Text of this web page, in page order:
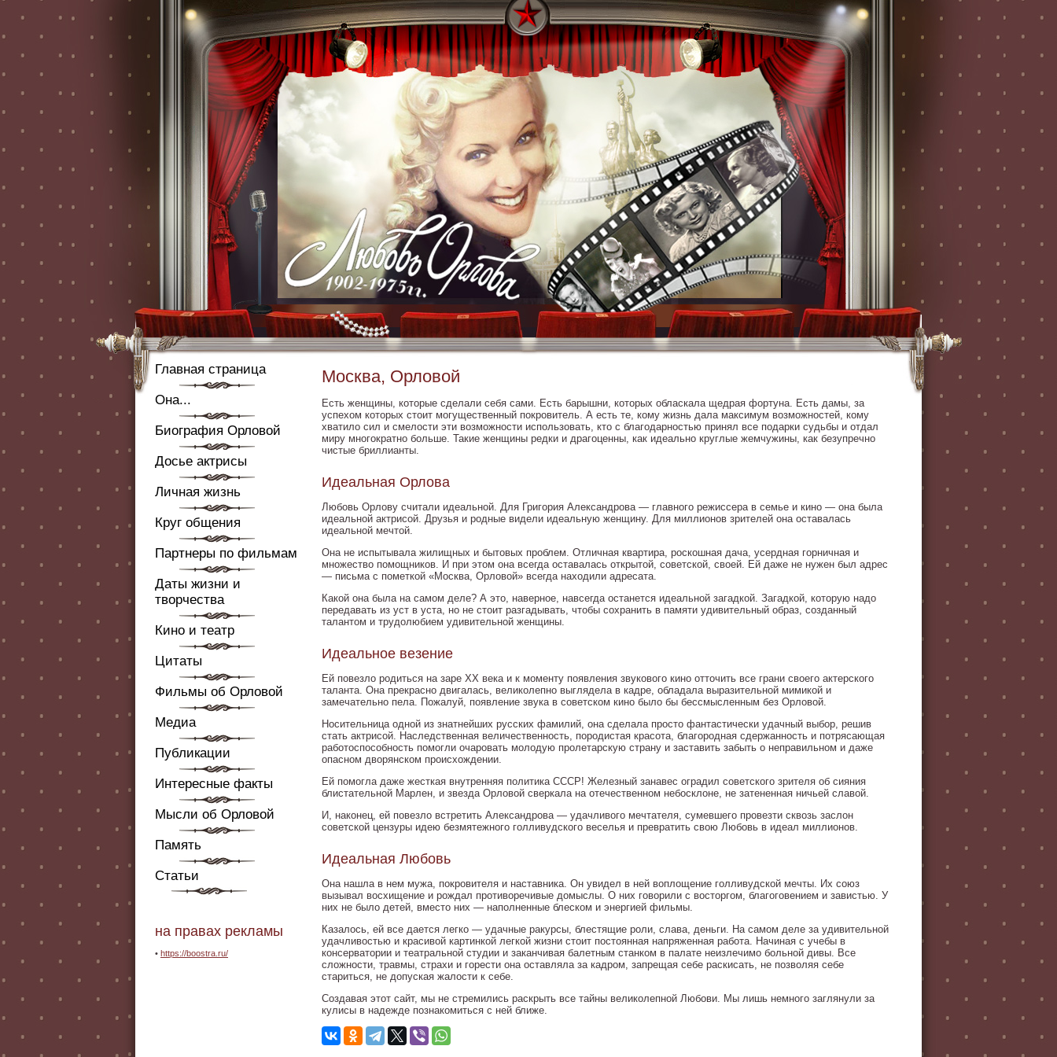
Главная страница
Она...
Биография Орловой
Досье актрисы
Личная жизнь
Круг общения
Партнеры по фильмам
Даты жизни и
творчества
Кино и театр
Цитаты
Фильмы об Орловой
Медиа
Публикации
Интересные факты
Мысли об Орловой
Память
Статьи
на правах рекламы
• https://boostra.ru/
Москва, Орловой
Есть женщины, которые сделали себя сами. Есть барышни, которых обласкала щедрая фортуна. Есть дамы, за
успехом которых стоит могущественный покровитель. А есть те, кому жизнь дала максимум возможностей, кому
хватило сил и смелости эти возможности использовать, кто с благодарностью принял все подарки судьбы и отдал
миру многократно больше. Такие женщины редки и драгоценны, как идеально круглые жемчужины, как безупречно
чистые бриллианты.
Идеальная Орлова
Любовь Орлову считали идеальной. Для Григория Александрова — главного режиссера в семье и кино — она была
идеальной актрисой. Друзья и родные видели идеальную женщину. Для миллионов зрителей она оставалась
идеальной мечтой.
Она не испытывала жилищных и бытовых проблем. Отличная квартира, роскошная дача, усердная горничная и
множество помощников. И при этом она всегда оставалась открытой, советской, своей. Ей даже не нужен был адрес
— письма с пометкой «Москва, Орловой» всегда находили адресата.
Какой она была на самом деле? А это, наверное, навсегда останется идеальной загадкой. Загадкой, которую надо
передавать из уст в уста, но не стоит разгадывать, чтобы сохранить в памяти удивительный образ, созданный
талантом и трудолюбием удивительной женщины.
Идеальное везение
Ей повезло родиться на заре XX века и к моменту появления звукового кино отточить все грани своего актерского
таланта. Она прекрасно двигалась, великолепно выглядела в кадре, обладала выразительной мимикой и
замечательно пела. Пожалуй, появление звука в советском кино было бы бессмысленным без Орловой.
Носительница одной из знатнейших русских фамилий, она сделала просто фантастически удачный выбор, решив
стать актрисой. Наследственная величественность, породистая красота, благородная сдержанность и потрясающая
работоспособность помогли очаровать молодую пролетарскую страну и заставить забыть о неправильном и даже
опасном дворянском происхождении.
Ей помогла даже жесткая внутренняя политика СССР! Железный занавес оградил советского зрителя об сияния
блистательной Марлен, и звезда Орловой сверкала на отечественном небосклоне, не затененная ничьей славой.
И, наконец, ей повезло встретить Александрова — удачливого мечтателя, сумевшего провезти сквозь заслон
советской цензуры идею безмятежного голливудского веселья и превратить свою Любовь в идеал миллионов.
Идеальная Любовь
Она нашла в нем мужа, покровителя и наставника. Он увидел в ней воплощение голливудской мечты. Их союз
вызывал восхищение и рождал противоречивые домыслы. О них говорили с восторгом, благоговением и завистью. У
них не было детей, вместо них — наполненные блеском и энергией фильмы.
Казалось, ей все дается легко — удачные ракурсы, блестящие роли, слава, деньги. На самом деле за удивительной
удачливостью и красивой картинкой легкой жизни стоит постоянная напряженная работа. Начиная с учебы в
консерватории и театральной студии и заканчивая балетным станком в палате неизлечимо больной дивы. Все
сложности, травмы, страхи и горести она оставляла за кадром, запрещая себе раскисать, не позволяя себе
стариться, не допуская жалости к себе.
Создавая этот сайт, мы не стремились раскрыть все тайны великолепной Любови. Мы лишь немного заглянули за
кулисы в надежде познакомиться с ней ближе.